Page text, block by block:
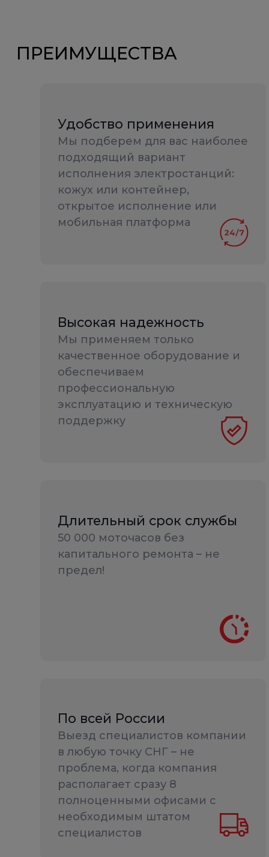
ПРЕИМУЩЕСТВА
Удобство применения
Мы подберем для вас наиболее
подходящий вариант
исполнения электростанций:
кожух или контейнер,
открытое исполнение или
мобильная платформа
Высокая надежность
Мы применяем только
качественное оборудование и
обеспечиваем
профессиональную
эксплуатацию и техническую
поддержку
Длительный срок службы
50 000 моточасов без
капитального ремонта – не
предел!
По всей России
Выезд специалистов компании
в любую точку СНГ – не
проблема, когда компания
располагает сразу 8
полноценными офисами с
необходимым штатом
специалистов